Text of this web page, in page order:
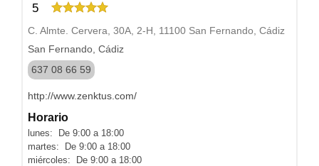
5
C. Almte. Cervera, 30A, 2-H, 11100 San Fernando, Cádiz
San Fernando, Cádiz
637 08 66 59
http://www.zenktus.com/
Horario
lunes: De 9:00 a 18:00
martes: De 9:00 a 18:00
miércoles: De 9:00 a 18:00